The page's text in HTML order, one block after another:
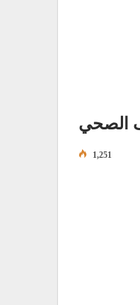
الصحي
1,251